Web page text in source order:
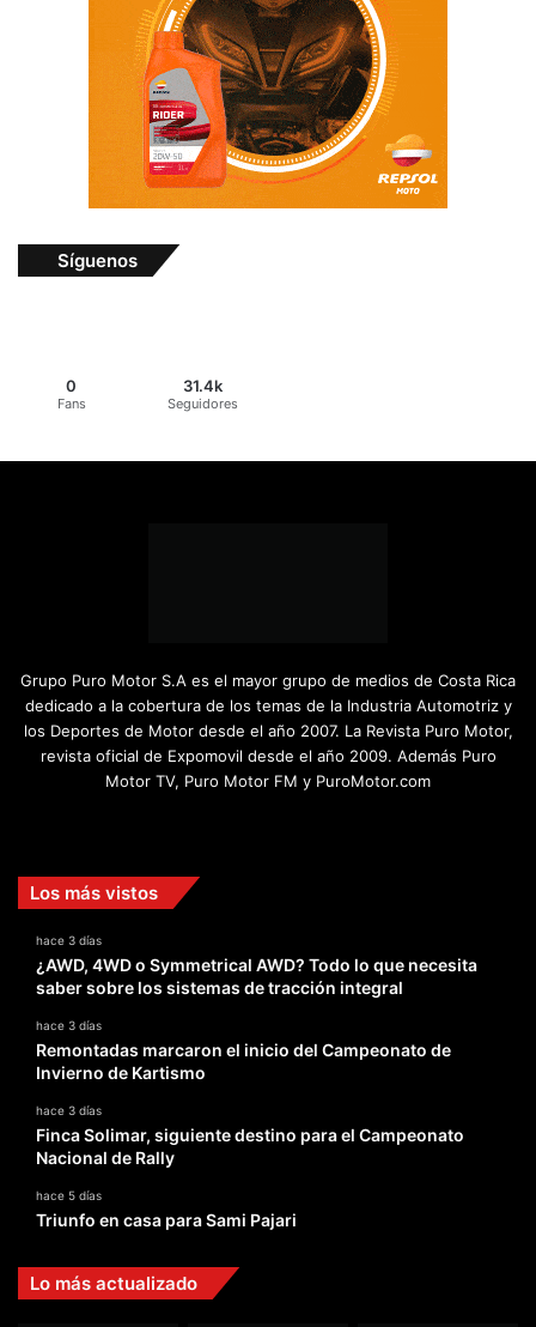
Síguenos
0
Fans
31.4k
Seguidores
Grupo Puro Motor S.A es el mayor grupo de medios de Costa Rica
dedicado a la cobertura de los temas de la Industria Automotriz y
los Deportes de Motor desde el año 2007. La Revista Puro Motor,
revista oficial de Expomovil desde el año 2009. Además Puro
Motor TV, Puro Motor FM y PuroMotor.com
Los más vistos
hace 3 días
¿AWD, 4WD o Symmetrical AWD? Todo lo que necesita
saber sobre los sistemas de tracción integral
hace 3 días
Remontadas marcaron el inicio del Campeonato de
Invierno de Kartismo
hace 3 días
Finca Solimar, siguiente destino para el Campeonato
Nacional de Rally
hace 5 días
Triunfo en casa para Sami Pajari
Lo más actualizado